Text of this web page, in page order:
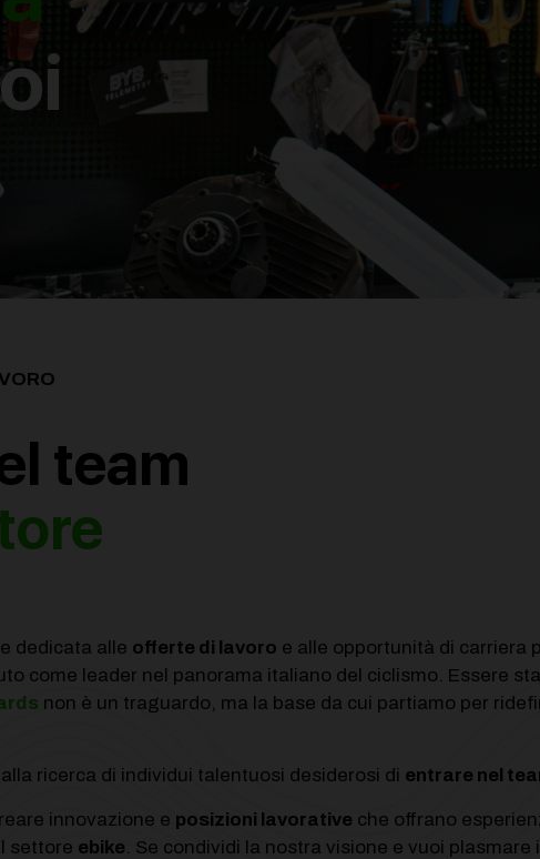
team
dedicata alle offerte di lavoro e alle opportunità di carriera
come leader nel panorama italiano del ciclismo. Essere
non è un traguardo, ma la base da cui partiamo per
ricerca di individui talentuosi desiderosi di entrare nel
innovazione e posizioni lavorative che offrano
settore ebike. Se condividi la nostra visione e vuoi